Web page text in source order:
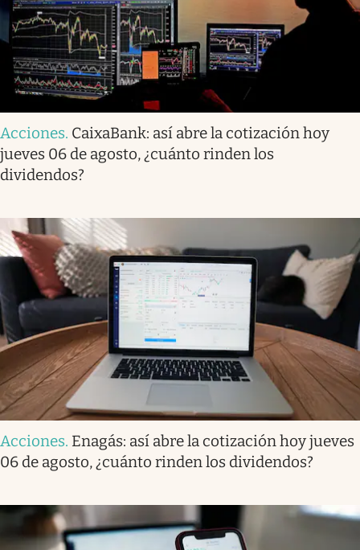
Acciones. CaixaBank: así abre la cotización hoy
jueves 06 de agosto, ¿cuánto rinden los
dividendos?
Acciones. Enagás: así abre la cotización hoy jueves
06 de agosto, ¿cuánto rinden los dividendos?